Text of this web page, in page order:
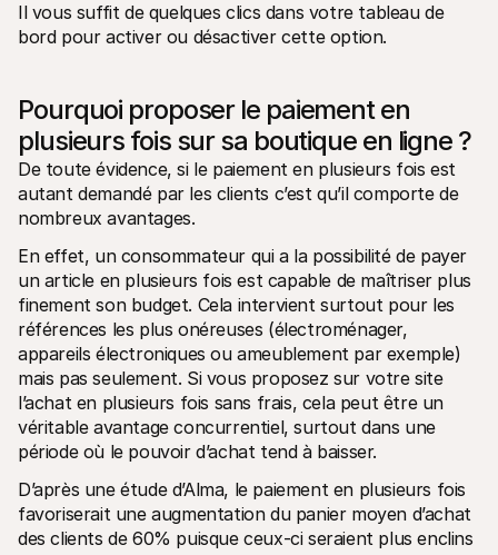
Il vous suffit de quelques clics dans votre tableau de
bord pour activer ou désactiver cette option.
Pourquoi proposer le paiement en
plusieurs fois sur sa boutique en ligne ?
De toute évidence, si le paiement en plusieurs fois est
autant demandé par les clients c’est qu’il comporte de
nombreux avantages.
En effet, un consommateur qui a la possibilité de payer
un article en plusieurs fois est capable de maîtriser plus
finement son budget. Cela intervient surtout pour les
références les plus onéreuses (électroménager,
appareils électroniques ou ameublement par exemple)
mais pas seulement. Si vous proposez sur votre site
l’achat en plusieurs fois sans frais, cela peut être un
véritable avantage concurrentiel, surtout dans une
période où le pouvoir d’achat tend à baisser.
D’après une étude d’Alma, le paiement en plusieurs fois
favoriserait une augmentation du panier moyen d’achat
des clients de 60% puisque ceux-ci seraient plus enclins